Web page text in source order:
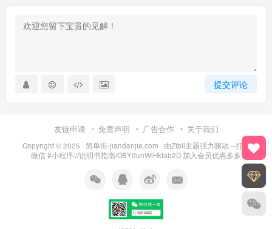
提交评论
友链申请 免责声明 广告合作 关于我们
Copyright © 2025 · 简单街-jiandanjie.com · 由Zibll主题强力驱动.--打开
微信 #小程序://说明书指南/O5Y0unWlHkfab2D 加入会员优惠多多